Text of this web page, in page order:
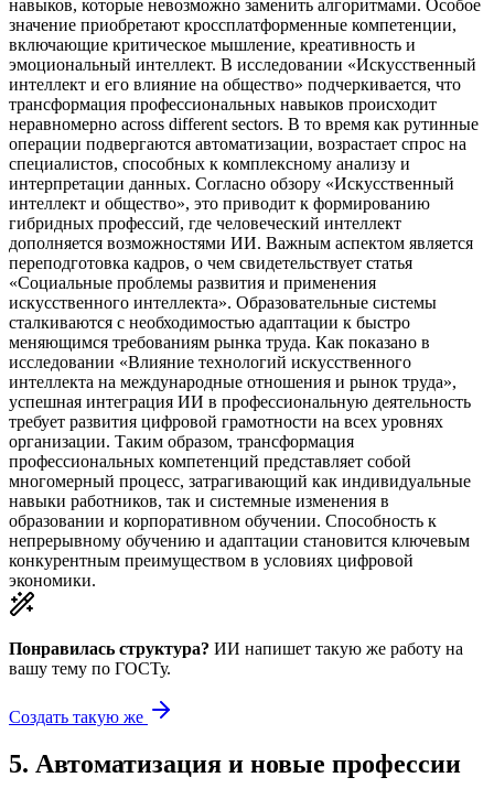
навыков, которые невозможно заменить алгоритмами. Особое
значение приобретают кроссплатформенные компетенции,
включающие критическое мышление, креативность и
эмоциональный интеллект. В исследовании «Искусственный
интеллект и его влияние на общество» подчеркивается, что
трансформация профессиональных навыков происходит
неравномерно across different sectors. В то время как рутинные
операции подвергаются автоматизации, возрастает спрос на
специалистов, способных к комплексному анализу и
интерпретации данных. Согласно обзору «Искусственный
интеллект и общество», это приводит к формированию
гибридных профессий, где человеческий интеллект
дополняется возможностями ИИ. Важным аспектом является
переподготовка кадров, о чем свидетельствует статья
«Социальные проблемы развития и применения
искусственного интеллекта». Образовательные системы
сталкиваются с необходимостью адаптации к быстро
меняющимся требованиям рынка труда. Как показано в
исследовании «Влияние технологий искусственного
интеллекта на международные отношения и рынок труда»,
успешная интеграция ИИ в профессиональную деятельность
требует развития цифровой грамотности на всех уровнях
организации. Таким образом, трансформация
профессиональных компетенций представляет собой
многомерный процесс, затрагивающий как индивидуальные
навыки работников, так и системные изменения в
образовании и корпоративном обучении. Способность к
непрерывному обучению и адаптации становится ключевым
конкурентным преимуществом в условиях цифровой
экономики.
Понравилась структура? ИИ напишет такую же работу на
вашу тему по ГОСТу.
Создать такую же
5. Автоматизация и новые профессии